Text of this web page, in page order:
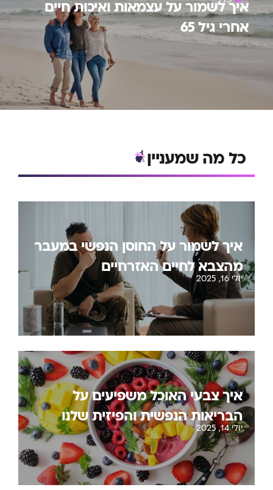
איך לשמור על עצמאות ואיכות חיים
אחרי גיל 65
כל מה שמעניין
איך לשמור על החוסן הנפשי במעבר
מהצבא לחיים האזרחיים
יולי 16, 2025
איך צבעי האוכל משפיעים על
הבריאות הנפשית והפיזית שלנו
יולי 14, 2025